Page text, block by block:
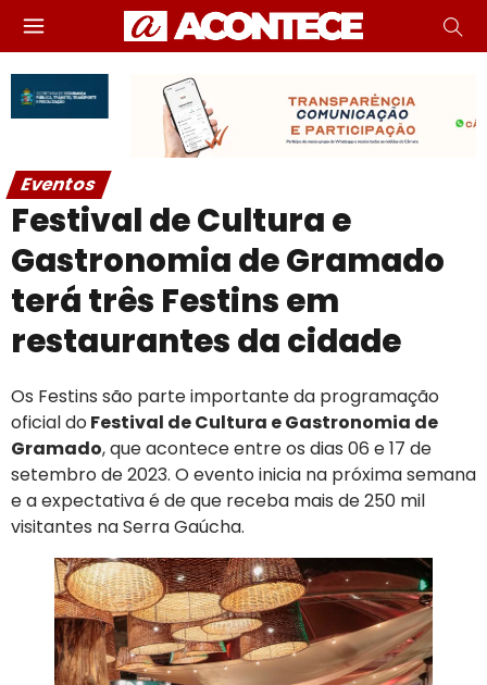
Eventos
Festival de Cultura e
Gastronomia de Gramado
terá três Festins em
restaurantes da cidade
Os Festins são parte importante da programação
oficial doFestival de Cultura e Gastronomia de
Gramado, que acontece entre os dias 06 e 17 de
setembro de 2023. O evento inicia na próxima semana
e a expectativa é de que receba mais de 250 mil
visitantes na Serra Gaúcha.